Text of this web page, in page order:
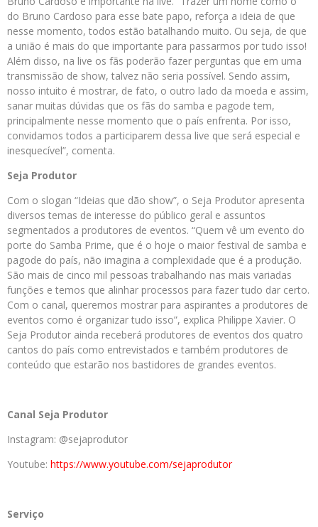
do Bruno Cardoso para esse bate papo, reforça a ideia de que
nesse momento, todos estão batalhando muito. Ou seja, de que
a união é mais do que importante para passarmos por tudo isso!
Além disso, na live os fãs poderão fazer perguntas que em uma
transmissão de show, talvez não seria possível. Sendo assim,
nosso intuito é mostrar, de fato, o outro lado da moeda e assim,
sanar muitas dúvidas que os fãs do samba e pagode tem,
principalmente nesse momento que o país enfrenta. Por isso,
convidamos todos a participarem dessa live que será especial e
inesquecível”, comenta.
Seja Produtor
Com o slogan “Ideias que dão show”, o Seja Produtor apresenta
diversos temas de interesse do público geral e assuntos
segmentados a produtores de eventos. “Quem vê um evento do
porte do Samba Prime, que é o hoje o maior festival de samba e
pagode do país, não imagina a complexidade que é a produção.
São mais de cinco mil pessoas trabalhando nas mais variadas
funções e temos que alinhar processos para fazer tudo dar certo.
Com o canal, queremos mostrar para aspirantes a produtores de
eventos como é organizar tudo isso”, explica Philippe Xavier. O
Seja Produtor ainda receberá produtores de eventos dos quatro
cantos do país como entrevistados e também produtores de
conteúdo que estarão nos bastidores de grandes eventos.
Canal Seja Produtor
Instagram: @sejaprodutor
Youtube: https://www.youtube.com/sejaprodutor
Serviço